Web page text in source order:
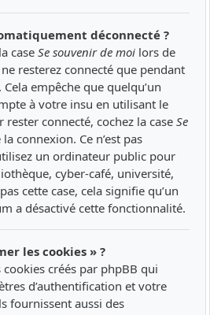
déconnecté ?
case Se souvenir de moi lors de
resterez connecté que pendant
empêche que quelqu’un
à votre insu en utilisant le
connecté, cochez la case Se
connexion. Ce n’est pas
un ordinateur public pour
cyber-café, université,
cette case, cela signifie qu’un
a désactivé cette fonctionnalité.
les cookies » ?
créés par phpBB qui
d’authentification et votre
fournissent aussi des